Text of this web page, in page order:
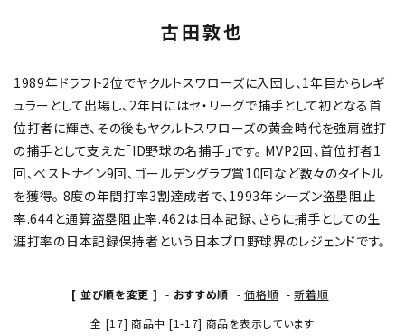
古田敦也
1989年ドラフト2位でヤクルトスワローズに入団し、1年目からレギ
ュラーとして出場し、2年目にはセ・リーグで捕手として初となる首
位打者に輝き、その後もヤクルトスワローズの黄金時代を強肩強打
の捕手として支えた「ID野球の名捕手」です。 MVP2回、首位打者1
回、ベストナイン9回、ゴールデングラブ賞10回など数々のタイトル
を獲得。 8度の年間打率3割達成者で、1993年シーズン盗塁阻止
率.644と通算盗塁阻止率.462は日本記録、さらに捕手としての生
涯打率の日本記録保持者という日本プロ野球界のレジェンドです。
[ 並び順を変更 ] - おすすめ順 -価格順 -新着順
全 [17] 商品中 [1-17] 商品を表示しています